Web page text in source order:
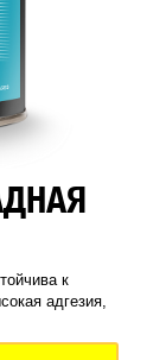
к
адгезия,